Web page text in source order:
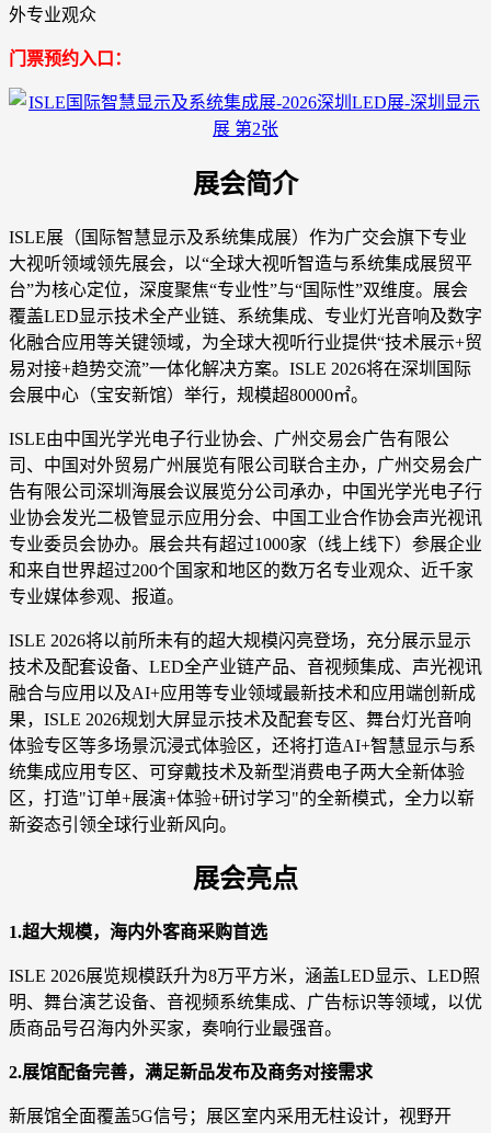
外专业观众
门票预约入口：
展会简介
ISLE展（国际智慧显示及系统集成展）作为广交会旗下专业
大视听领域领先展会，以“全球大视听智造与系统集成展贸平
台”为核心定位，深度聚焦“专业性”与“国际性”双维度。展会
覆盖LED显示技术全产业链、系统集成、专业灯光音响及数字
化融合应用等关键领域，为全球大视听行业提供“技术展示+贸
易对接+趋势交流”一体化解决方案。ISLE 2026将在深圳国际
会展中心（宝安新馆）举行，规模超80000㎡。
ISLE由中国光学光电子行业协会、广州交易会广告有限公
司、中国对外贸易广州展览有限公司联合主办，广州交易会广
告有限公司深圳海展会议展览分公司承办，中国光学光电子行
业协会发光二极管显示应用分会、中国工业合作协会声光视讯
专业委员会协办。展会共有超过1000家（线上线下）参展企业
和来自世界超过200个国家和地区的数万名专业观众、近千家
专业媒体参观、报道。
ISLE 2026将以前所未有的超大规模闪亮登场，充分展示显示
技术及配套设备、LED全产业链产品、音视频集成、声光视讯
融合与应用以及AI+应用等专业领域最新技术和应用端创新成
果，ISLE 2026规划大屏显示技术及配套专区、舞台灯光音响
体验专区等多场景沉浸式体验区，还将打造AI+智慧显示与系
统集成应用专区、可穿戴技术及新型消费电子两大全新体验
区，打造"订单+展演+体验+研讨学习"的全新模式，全力以崭
新姿态引领全球行业新风向。
展会亮点
1.超大规模，海内外客商采购首选
ISLE 2026展览规模跃升为8万平方米，涵盖LED显示、LED照
明、舞台演艺设备、音视频系统集成、广告标识等领域，以优
质商品号召海内外买家，奏响行业最强音。
2.展馆配备完善，满足新品发布及商务对接需求
新展馆全面覆盖5G信号；展区室内采用无柱设计，视野开